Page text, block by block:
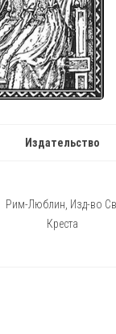
Издательство
Рим-Люблин, Изд-во
Креста